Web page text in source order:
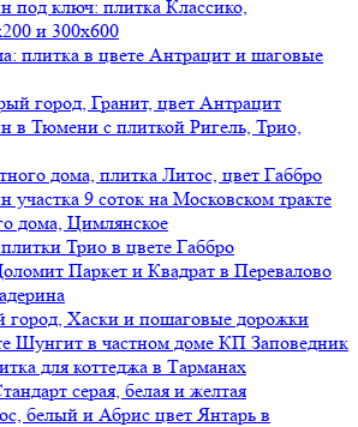
под ключ: плитка Классико,
и 300х600
плитка в цвете Антрацит и шаговые
город, Гранит, цвет Антрацит
в Тюмени с плиткой Ригель, Трио,
дома, плитка Литос, цвет Габбро
9 соток на Московском тракте
дома, Цимлянское
Трио в цвете Габбро
Паркет и Квадрат в Перевалово
Хаски и пошаговые дорожки
Шунгит в частном доме КП Заповедник
для коттеджа в Тарманах
серая, белая и желтая
белый и Абрис цвет Янтарь в